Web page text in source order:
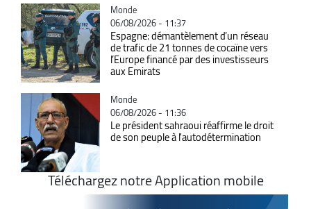
Catégorie
Monde
06/08/2026 - 11:37
Espagne: démantèlement d’un réseau
de trafic de 21 tonnes de cocaïne vers
l’Europe financé par des investisseurs
aux Emirats
Catégorie
Monde
06/08/2026 - 11:36
Le président sahraoui réaffirme le droit
de son peuple à l'autodétermination
Téléchargez notre Application mobile